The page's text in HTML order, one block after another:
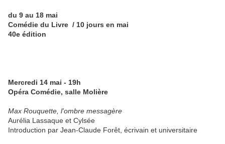
du 9 au 18 mai
Comédie du Livre / 10 jours en mai
40e édition
Mercredi 14 mai - 19h
Opéra Comédie, salle Molière
Max Rouquette, l'ombre messagère
Aurélia Lassaque et Cylsée
Introduction par Jean-Claude Forêt, écrivain et universitaire